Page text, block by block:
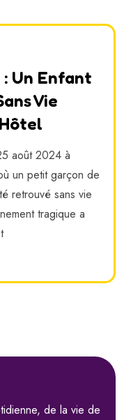
: Un Enfant
Vie
août 2024 à
un petit garçon de
retrouvé sans vie
tragique a
de la vie de